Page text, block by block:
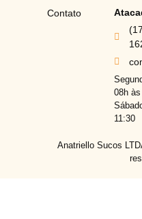
Contato
08h às
11:30
Anatriello Sucos